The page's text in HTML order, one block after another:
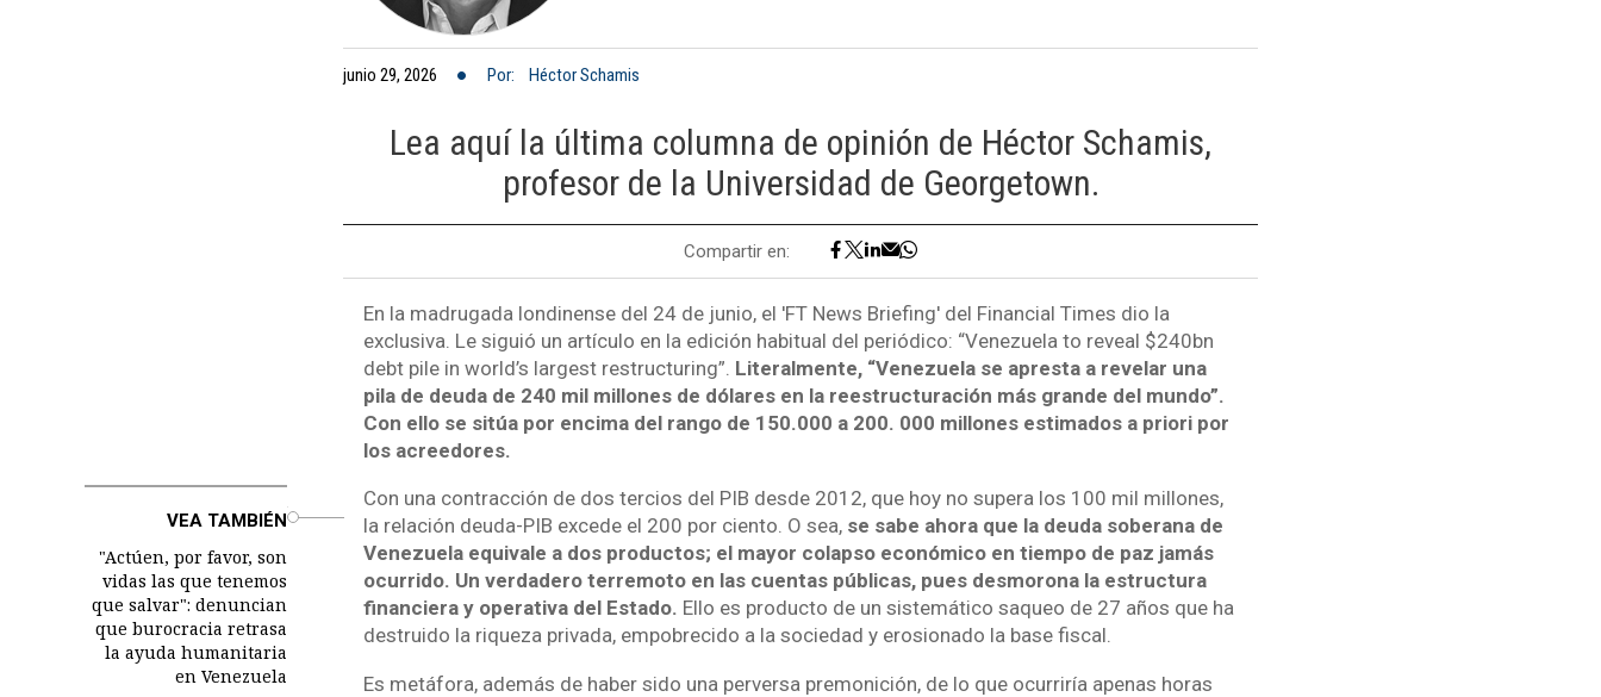
junio 29, 2026 Por: Héctor Schamis
Lea aquí la última columna de opinión de Héctor Schamis,
profesor de la Universidad de Georgetown.
Compartir en:
En la madrugada londinense del 24 de junio, el 'FT News Briefing' del Financial Times dio la
exclusiva. Le siguió un artículo en la edición habitual del periódico: “Venezuela to reveal $240bn
debt pile in world’s largest restructuring”. Literalmente, “Venezuela se apresta a revelar una
pila de deuda de 240 mil millones de dólares en la reestructuración más grande del mundo”.
Con ello se sitúa por encima del rango de 150.000 a 200. 000 millones estimados a priori por
los acreedores.
VEA TAMBIÉN
"Actúen, por favor, son
vidas las que tenemos
que salvar": denuncian
que burocracia retrasa
la ayuda humanitaria
en Venezuela
Con una contracción de dos tercios del PIB desde 2012, que hoy no supera los 100 mil millones,
la relación deuda-PIB excede el 200 por ciento. O sea,se sabe ahora que la deuda soberana de
Venezuela equivale a dos productos; el mayor colapso económico en tiempo de paz jamás
ocurrido. Un verdadero terremoto en las cuentas públicas, pues desmorona la estructura
financiera y operativa del Estado. Ello es producto de un sistemático saqueo de 27 años que ha
destruido la riqueza privada, empobrecido a la sociedad y erosionado la base fiscal.
Es metáfora, además de haber sido una perversa premonición, de lo que ocurriría apenas horas